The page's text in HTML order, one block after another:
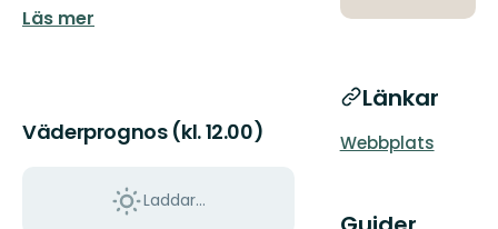
Läs mer
Väderprognos (kl. 12.00)
Laddar...
Länkar
Webbplats